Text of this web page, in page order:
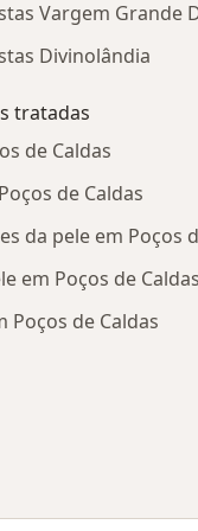
Vargem Grande
Divinolândia
tratadas
de Caldas
de Caldas
da pele em Poços
em Poços de Caldas
Poços de Caldas